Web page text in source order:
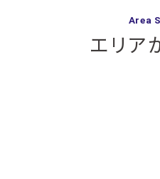
Area
エリア